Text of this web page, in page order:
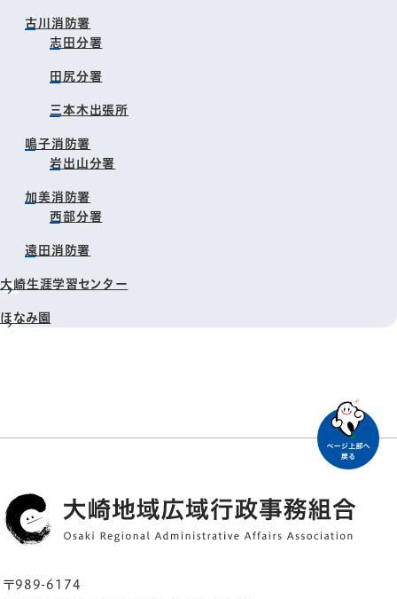
古川消防署
志田分署
田尻分署
三本木出張所
鳴子消防署
岩出山分署
加美消防署
西部分署
遠田消防署
大崎生涯学習センター
ほなみ園
〒989-6174